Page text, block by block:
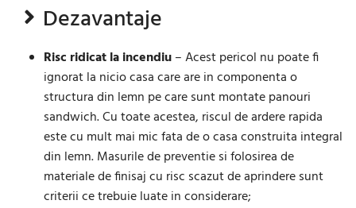
Dezavantaje
Risc ridicat la incendiu– Acest pericol nu poate fi
ignorat la nicio casa care are in componenta o
structura din lemn pe care sunt montate panouri
sandwich. Cu toate acestea, riscul de ardere rapida
este cu mult mai mic fata de o casa construita integral
din lemn. Masurile de preventie si folosirea de
materiale de finisaj cu risc scazut de aprindere sunt
criterii ce trebuie luate in considerare;